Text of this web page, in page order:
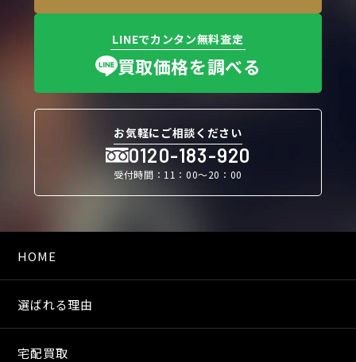
LINEでカンタン無料査定
買取価格を調べる
お気軽にご相談ください
0120-183-920
受付時間：11：00〜20：00
HOME
選ばれる理由
宅配買取